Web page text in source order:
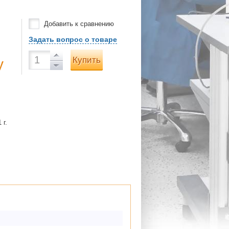
г.
Добавить к сравнению
Задать вопрос о товаре
Купить